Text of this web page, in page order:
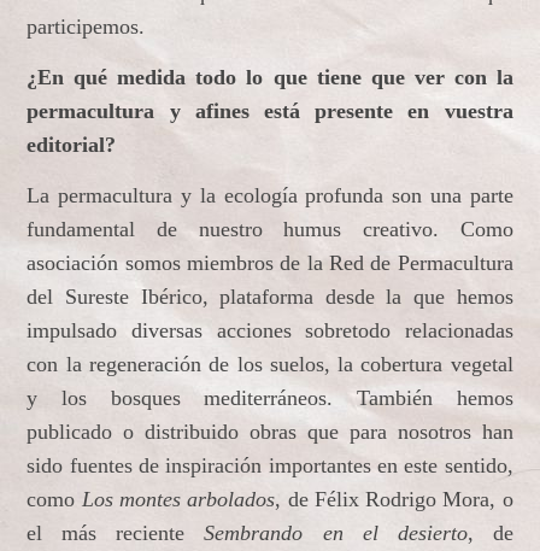
participemos.
¿En qué medida todo lo que tiene que ver con la
permacultura y afines está presente en vuestra
editorial?
La permacultura y la ecología profunda son una parte
fundamental de nuestro humus creativo. Como
asociación somos miembros de la Red de Permacultura
del Sureste Ibérico, plataforma desde la que hemos
impulsado diversas acciones sobretodo relacionadas
con la regeneración de los suelos, la cobertura vegetal
y los bosques mediterráneos. También hemos
publicado o distribuido obras que para nosotros han
sido fuentes de inspiración importantes en este sentido,
como Los montes arbolados, de Félix Rodrigo Mora, o
el más recienteSembrando en el desierto, de